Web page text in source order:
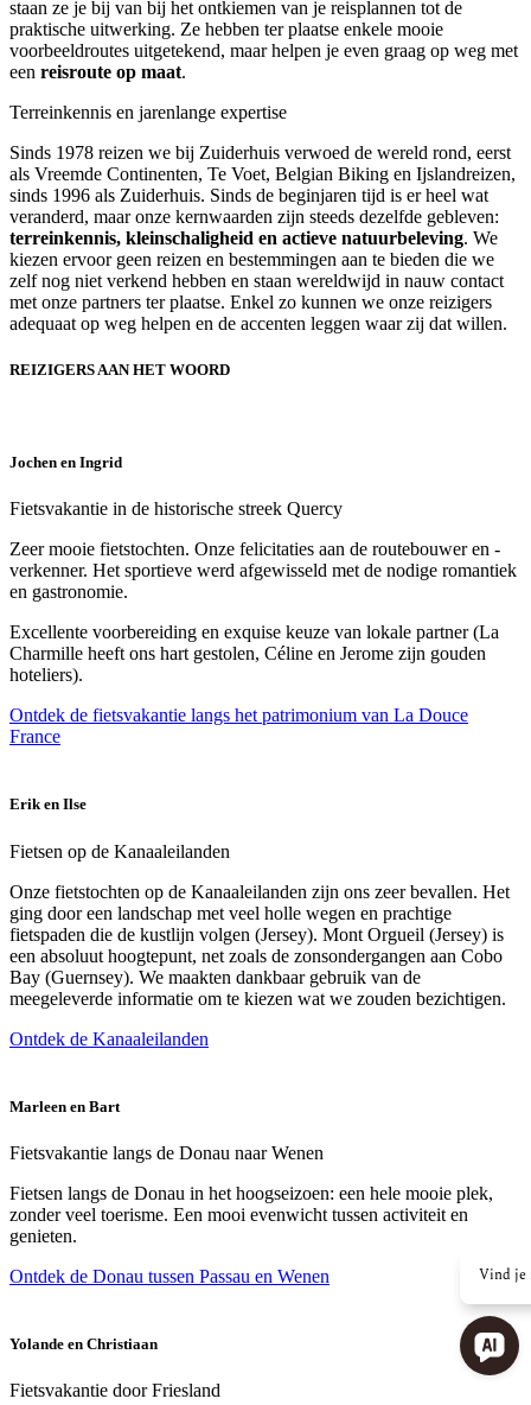
Vind je
staan ze je bij van bij het ontkiemen van je reisplannen tot de
praktische uitwerking. Ze hebben ter plaatse enkele mooie
voorbeeldroutes uitgetekend, maar helpen je even graag op weg met
een reisroute op maat.
Terreinkennis en jarenlange expertise
Sinds 1978 reizen we bij Zuiderhuis verwoed de wereld rond, eerst
als Vreemde Continenten, Te Voet, Belgian Biking en Ijslandreizen,
sinds 1996 als Zuiderhuis. Sinds de beginjaren tijd is er heel wat
veranderd, maar onze kernwaarden zijn steeds dezelfde gebleven:
terreinkennis, kleinschaligheid en actieve natuurbeleving. We
kiezen ervoor geen reizen en bestemmingen aan te bieden die we
zelf nog niet verkend hebben en staan wereldwijd in nauw contact
met onze partners ter plaatse. Enkel zo kunnen we onze reizigers
adequaat op weg helpen en de accenten leggen waar zij dat willen.
REIZIGERS AAN HET WOORD
Jochen en Ingrid
Fietsvakantie in de historische streek Quercy
Zeer mooie fietstochten. Onze felicitaties aan de routebouwer en -
verkenner. Het sportieve werd afgewisseld met de nodige romantiek
en gastronomie.
Excellente voorbereiding en exquise keuze van lokale partner (La
Charmille heeft ons hart gestolen, Céline en Jerome zijn gouden
hoteliers).
Ontdek de fietsvakantie langs het patrimonium van La Douce
France
Erik en Ilse
Fietsen op de Kanaaleilanden
Onze fietstochten op de Kanaaleilanden zijn ons zeer bevallen. Het
ging door een landschap met veel holle wegen en prachtige
fietspaden die de kustlijn volgen (Jersey). Mont Orgueil (Jersey) is
een absoluut hoogtepunt, net zoals de zonsondergangen aan Cobo
Bay (Guernsey). We maakten dankbaar gebruik van de
meegeleverde informatie om te kiezen wat we zouden bezichtigen.
Ontdek de Kanaaleilanden
Marleen en Bart
Fietsvakantie langs de Donau naar Wenen
Fietsen langs de Donau in het hoogseizoen: een hele mooie plek,
zonder veel toerisme. Een mooi evenwicht tussen activiteit en
genieten.
Ontdek de Donau tussen Passau en Wenen
Yolande en Christiaan
Fietsvakantie door Friesland